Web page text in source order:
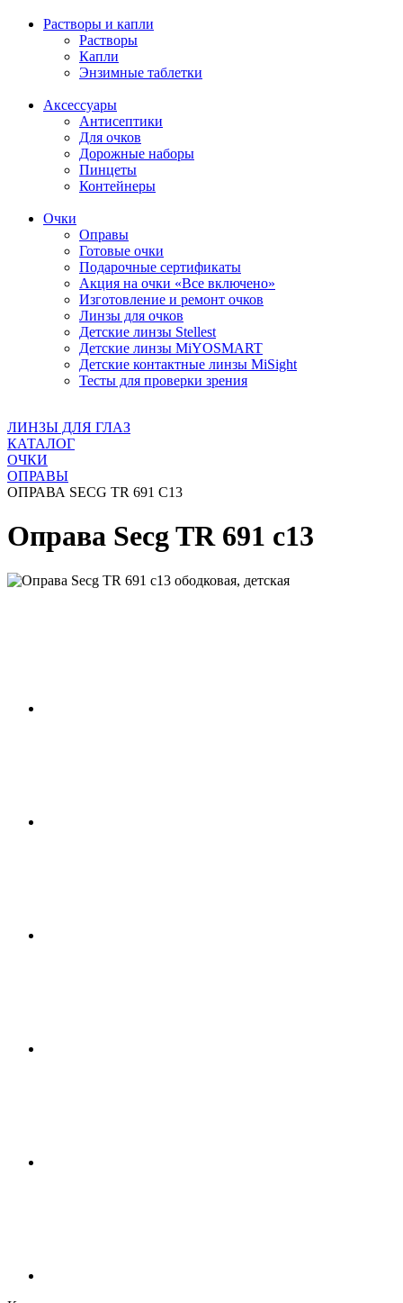
Растворы и капли
Растворы
Капли
Энзимные таблетки
Аксессуары
Антисептики
Для очков
Дорожные наборы
Пинцеты
Контейнеры
Очки
Оправы
Готовые очки
Подарочные сертификаты
Акция на очки «Все включено»
Изготовление и ремонт очков
Линзы для очков
Детские линзы Stellest
Детские линзы MiYOSMART
Детские контактные линзы MiSight
Тесты для проверки зрения
ЛИНЗЫ ДЛЯ ГЛАЗ
КАТАЛОГ
ОЧКИ
ОПРАВЫ
ОПРАВА SECG TR 691 C13
Оправа Secg TR 691 c13